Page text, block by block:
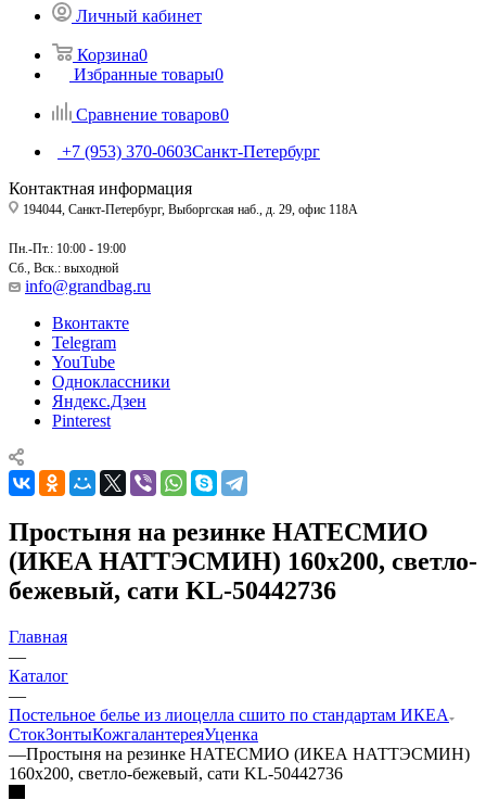
Личный кабинет
Корзина0
Избранные товары0
Сравнение товаров0
+7 (953) 370-0603Санкт-Петербург
Контактная информация
194044, Санкт-Петербург, Выборгская наб., д. 29, офис 118А
Пн.-Пт.: 10:00 - 19:00
Сб., Вск.: выходной
info@grandbag.ru
Вконтакте
Telegram
YouTube
Одноклассники
Яндекс.Дзен
Pinterest
Простыня на резинке НАТЕСМИО
(ИКЕА НАТТЭСМИН) 160x200, светло-
бежевый, сати KL-50442736
Главная
—
Каталог
—
Постельное белье из лиоцелла сшито по стандартам ИКЕА
СтокЗонтыКожгалантереяУценка
—Простыня на резинке НАТЕСМИО (ИКЕА НАТТЭСМИН)
160x200, светло-бежевый, сати KL-50442736